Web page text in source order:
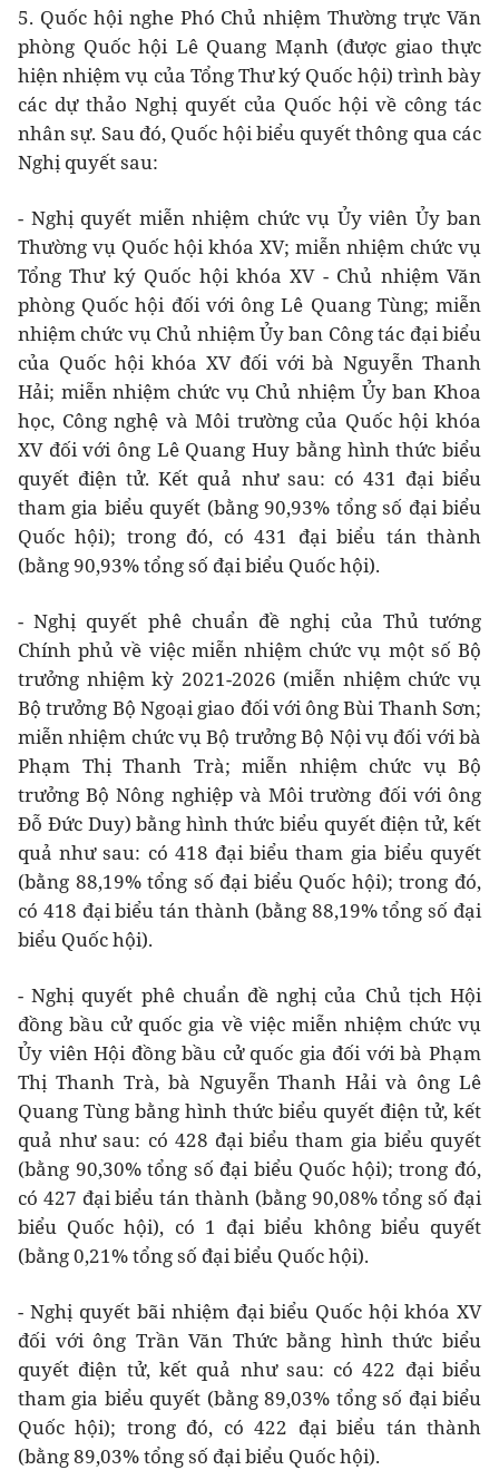
5. Quốc hội nghe Phó Chủ nhiệm Thường trực Văn
phòng Quốc hội Lê Quang Mạnh (được giao thực
hiện nhiệm vụ của Tổng Thư ký Quốc hội) trình bày
các dự thảo Nghị quyết của Quốc hội về công tác
nhân sự. Sau đó, Quốc hội biểu quyết thông qua các
Nghị quyết sau:
- Nghị quyết miễn nhiệm chức vụ Ủy viên Ủy ban
Thường vụ Quốc hội khóa XV; miễn nhiệm chức vụ
Tổng Thư ký Quốc hội khóa XV - Chủ nhiệm Văn
phòng Quốc hội đối với ông Lê Quang Tùng; miễn
nhiệm chức vụ Chủ nhiệm Ủy ban Công tác đại biểu
của Quốc hội khóa XV đối với bà Nguyễn Thanh
Hải; miễn nhiệm chức vụ Chủ nhiệm Ủy ban Khoa
học, Công nghệ và Môi trường của Quốc hội khóa
XV đối với ông Lê Quang Huy bằng hình thức biểu
quyết điện tử. Kết quả như sau: có 431 đại biểu
tham gia biểu quyết (bằng 90,93% tổng số đại biểu
Quốc hội); trong đó, có 431 đại biểu tán thành
(bằng 90,93% tổng số đại biểu Quốc hội).
- Nghị quyết phê chuẩn đề nghị của Thủ tướng
Chính phủ về việc miễn nhiệm chức vụ một số Bộ
trưởng nhiệm kỳ 2021-2026 (miễn nhiệm chức vụ
Bộ trưởng Bộ Ngoại giao đối với ông Bùi Thanh Sơn;
miễn nhiệm chức vụ Bộ trưởng Bộ Nội vụ đối với bà
Phạm Thị Thanh Trà; miễn nhiệm chức vụ Bộ
trưởng Bộ Nông nghiệp và Môi trường đối với ông
Đỗ Đức Duy) bằng hình thức biểu quyết điện tử, kết
quả như sau: có 418 đại biểu tham gia biểu quyết
(bằng 88,19% tổng số đại biểu Quốc hội); trong đó,
có 418 đại biểu tán thành (bằng 88,19% tổng số đại
biểu Quốc hội).
- Nghị quyết phê chuẩn đề nghị của Chủ tịch Hội
đồng bầu cử quốc gia về việc miễn nhiệm chức vụ
Ủy viên Hội đồng bầu cử quốc gia đối với bà Phạm
Thị Thanh Trà, bà Nguyễn Thanh Hải và ông Lê
Quang Tùng bằng hình thức biểu quyết điện tử, kết
quả như sau: có 428 đại biểu tham gia biểu quyết
(bằng 90,30% tổng số đại biểu Quốc hội); trong đó,
có 427 đại biểu tán thành (bằng 90,08% tổng số đại
biểu Quốc hội), có 1 đại biểu không biểu quyết
(bằng 0,21% tổng số đại biểu Quốc hội).
- Nghị quyết bãi nhiệm đại biểu Quốc hội khóa XV
đối với ông Trần Văn Thức bằng hình thức biểu
quyết điện tử, kết quả như sau: có 422 đại biểu
tham gia biểu quyết (bằng 89,03% tổng số đại biểu
Quốc hội); trong đó, có 422 đại biểu tán thành
(bằng 89,03% tổng số đại biểu Quốc hội).